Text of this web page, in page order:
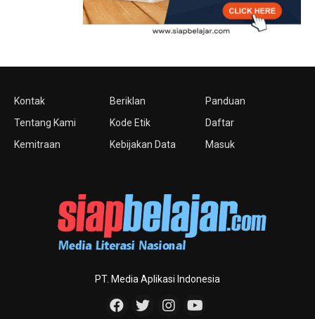
Kontak
Tentang Kami
Kemitraan
Beriklan
Kode Etik
Kebijakan Data
Panduan
Daftar
Masuk
PT. Media Aplikasi Indonesia